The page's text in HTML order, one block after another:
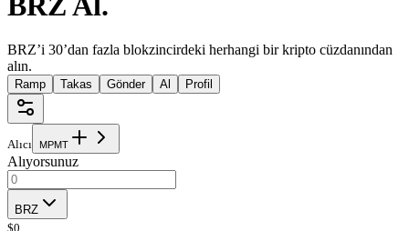
BRZ’i 30’dan fazla blokzincirdeki herhangi bir kripto cüzdanından
alın.
Ramp Takas Gönder Al Profil
Alıcı MPMT
Alıyorsunuz
BRZ
$0